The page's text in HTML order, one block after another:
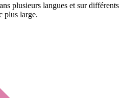
plusieurs langues et sur différents
plus large.